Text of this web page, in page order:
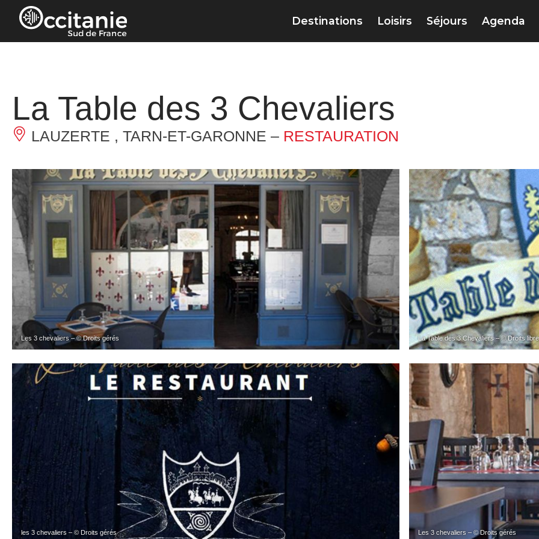
Panneau de gestion des cookies
Destinations Loisirs Séjours Agenda
La Table des 3 Chevaliers
LAUZERTE , TARN-ET-GARONNE – RESTAURATION
Les 3 chevaliers – © Droits gérés La Table des 3 Chevaliers – © Droits
les 3 chevaliers – © Droits gérés Les 3 chevaliers – © Droits gérés